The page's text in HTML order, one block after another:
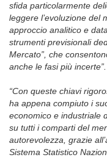
sfida particolarmente
leggere l’evoluzione del
approccio analitico e
strumenti previsionali
Mercato”, che
anche le fasi più incerte”.
“Con queste chiavi
ha appena compiuto i
economico e industriale
su tutti i comparti del
autorevolezza, grazie
Sistema Statistico